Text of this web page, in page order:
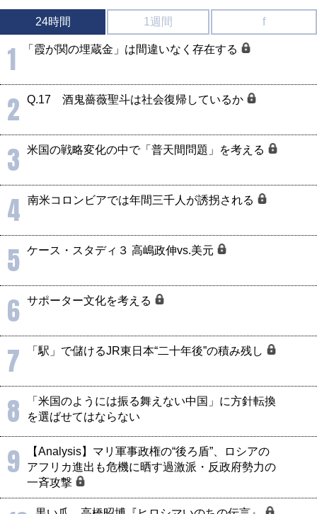
24時間 1週間 f
1 「霞が関の埋蔵金」は間違いなく存在する
2 Q.17 酒鬼薔薇聖斗は社会復帰しているか
3 米国の戦略変化の中で「普天間問題」を考える
4 南米コロンビアでは年間三千人が誘拐される
5 ケース・スタディ３ 高嶋政伸vs.美元
6 サポーター文化を考える
7 「駅」で儲けるJR東日本“二十年後”の積み残し
8
「米国のようには振る舞えない中国」に方針転換
を選ばせてはならない
9
【Analysis】マリ軍事政権の“後ろ盾”、ロシアの
アフリカ進出も危機に晒す過激派・反政府勢力の
一斉攻撃